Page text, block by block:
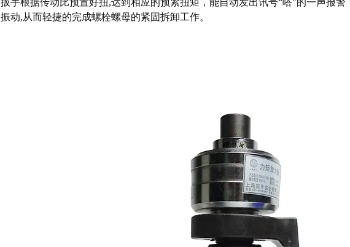
扳手根据传动比预置好扭,达到相应的预紧扭矩，能自动发出讯号“嗒"的一声报警
振动,从而轻捷的完成螺栓螺母的紧固拆卸工作。